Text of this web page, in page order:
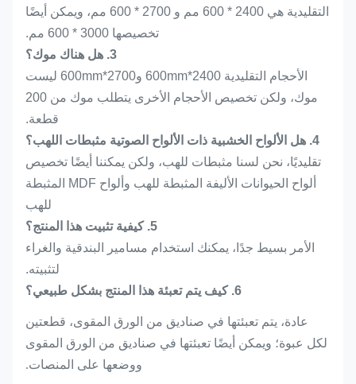
التقليدية هي 2400 * 600 مم و 2700 * 600 مم، ويمكن أيضًا
تخصيصها 3000 * 600 مم.
الأحجام التقليدية 2400*600mm و2700*600mm ليست
موك، ولكن تخصيص الأحجام الأخرى يتطلب موك من 200
قطعة.
تقليديًا، نحن لسنا مثبطات للهب، ولكن يمكننا أيضًا تخصيص
ألواح الحيوانات الأليفة المثبطة للهب وألواح MDF المثبطة
الأمر بسيط جدًا، يمكنك استخدام مسامير البندقية والغراء
لتثبيته.
عادة، يتم تعبئتها في صناديق من الورق المقوى، قطعتين
لكل عبوة؛ ويمكن أيضًا تعبئتها في صناديق من الورق المقوى
ووضعها على المنصات.